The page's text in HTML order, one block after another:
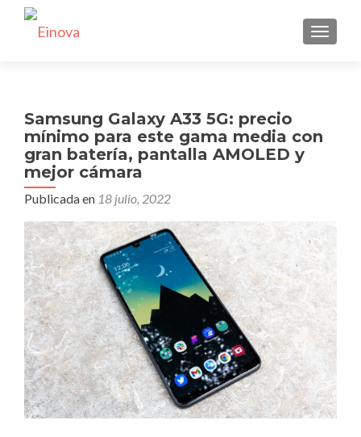
Samsung Galaxy A33 5G: precio
mínimo para este gama media con
gran batería, pantalla AMOLED y
mejor cámara
Publicada en 18 julio, 2022